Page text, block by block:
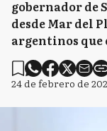
gobernador de
desde Mar del
argentinos que
24 de febrero de